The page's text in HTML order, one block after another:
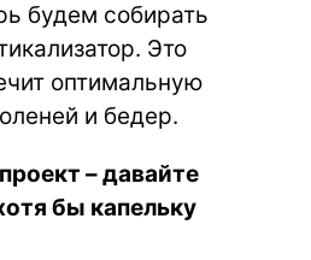
будем собирать
Это
оптимальную
и бедер.
– давайте
бы капельку